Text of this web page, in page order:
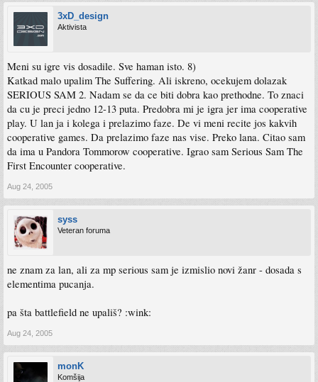
3xD_design
Aktivista
Meni su igre vis dosadile. Sve haman isto. 8)
Katkad malo upalim The Suffering. Ali iskreno, ocekujem dolazak
SERIOUS SAM 2. Nadam se da ce biti dobra kao prethodne. To znaci
da cu je preci jedno 12-13 puta. Predobra mi je igra jer ima cooperative
play. U lan ja i kolega i prelazimo faze. De vi meni recite jos kakvih
cooperative games. Da prelazimo faze nas vise. Preko lana. Citao sam
da ima u Pandora Tommorow cooperative. Igrao sam Serious Sam The
First Encounter cooperative.
Aug 24, 2005
syss
Veteran foruma
ne znam za lan, ali za mp serious sam je izmislio novi žanr - dosada s
elementima pucanja.
pa šta battlefield ne upališ? :wink:
Aug 24, 2005
monK
Komšija